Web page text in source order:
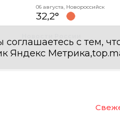
06 августа, Новороссийск
32,2°
соглашаетесь с тем,
Яндекс